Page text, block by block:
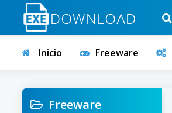
Inicio Freeware
Freeware